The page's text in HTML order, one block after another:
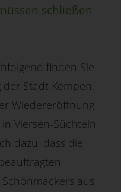
schließen
finden Sie
Stadt Kempen.
Wiedereröffnung
Viersen-Süchteln
dazu, dass die
aus